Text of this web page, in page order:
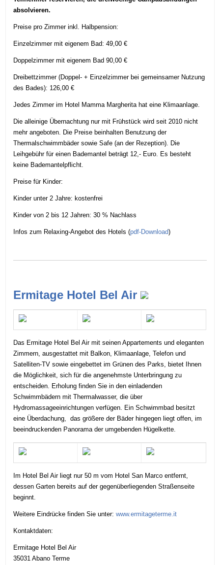
absolvieren.
Preise pro Zimmer inkl. Halbpension:
Einzelzimmer mit eigenem Bad: 49,00 €
Doppelzimmer mit eigenem Bad 90,00 €
Dreibettzimmer (Doppel- + Einzelzimmer bei gemeinsamer Nutzung
des Bades): 126,00 €
Jedes Zimmer im Hotel Mamma Margherita hat eine Klimaanlage.
Die alleinige Übernachtung nur mit Frühstück wird seit 2010 nicht
mehr angeboten. Die Preise beinhalten Benutzung der
Thermalschwimmbäder sowie Safe (an der Rezeption). Die
Leihgebühr für einen Bademantel beträgt 12,- Euro. Es besteht
keine Bademantelpflicht.
Preise für Kinder:
Kinder unter 2 Jahre: kostenfrei
Kinder von 2 bis 12 Jahren: 30 % Nachlass
Infos zum Relaxing-Angebot des Hotels (pdf-Download)
Ermitage Hotel Bel Air
Das Ermitage Hotel Bel Air mit seinen Appartements und eleganten
Zimmern, ausgestattet mit Balkon, Klimaanlage, Telefon und
Satelliten-TV sowie eingebettet im Grünen des Parks, bietet Ihnen
die Möglichkeit, sich für die angenehmste Unterbringung zu
entscheiden. Erholung finden Sie in den einladenden
Schwimmbädern mit Thermalwasser, die über
Hydromassageeinrichtungen verfügen. Ein Schwimmbad besitzt
eine Überdachung, das größere der Bäder hingegen liegt offen, im
beeindruckenden Panorama der umgebenden Hügelkette.
Im Hotel Bel Air liegt nur 50 m vom Hotel San Marco entfernt,
dessen Garten bereits auf der gegenüberliegenden Straßenseite
beginnt.
Weitere Eindrücke finden Sie unter:www.ermitageterme.it
Kontaktdaten:
Ermitage Hotel Bel Air
35031 Abano Terme